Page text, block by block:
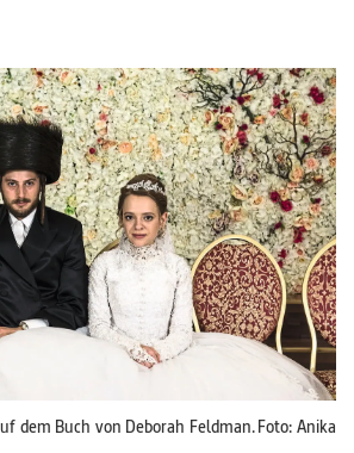
dem Buch von Deborah Feldman. Foto: Anika